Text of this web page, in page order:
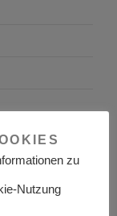
zu
Nutzung